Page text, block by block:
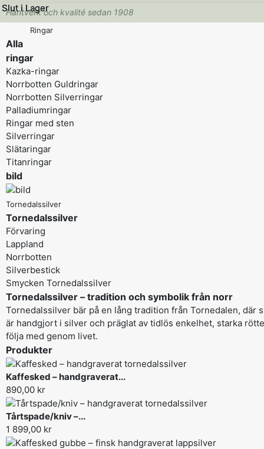
Hantverk och kvalité sedan 1908
Ringar
Alla
ringar
Kazka-ringar
Norrbotten Guldringar
Norrbotten Silverringar
Palladiumringar
Ringar med sten
Silverringar
Slätaringar
Titanringar
bild
Tornedalssilver
Tornedalssilver
Förvaring
Lappland
Norrbotten
Silverbestick
Smycken Tornedalssilver
Tornedalssilver – tradition och symbolik från norr
Tornedalssilver bär på en lång tradition från Tornedalen, där
är handgjort i silver och präglat av tidlös enkelhet, starka
följa med genom livet.
Produkter
Kaffesked – handgraverat...
890,00 kr
Tårtspade/kniv –...
1 899,00 kr
Slut i Lager
Slut i Lager
Slut i Lager